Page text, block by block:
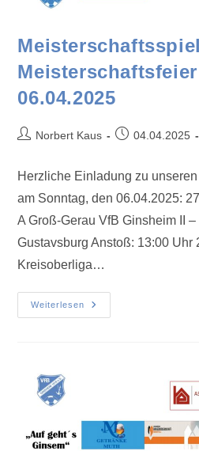
06.04.2025
Norbert Kaus 04.04.2025
Herzliche Einladung zu
am Sonntag, den 06.04.2025:
A Groß-Gerau VfB Ginsheim II
Gustavsburg Anstoß: 13:00 Uhr
Kreisoberliga…
Weiterlesen